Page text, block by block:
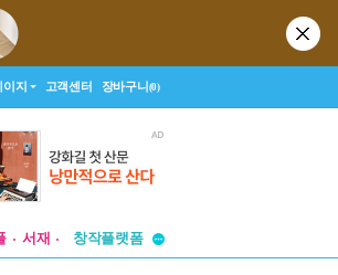
이지 고객센터 장바구니(0)
서재
창작플랫폼